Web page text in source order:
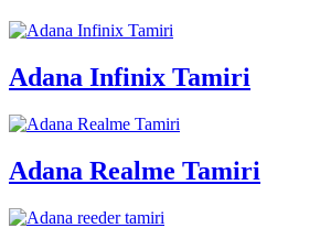
Adana Infinix Tamiri
Adana Realme Tamiri